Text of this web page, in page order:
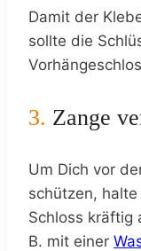
Damit der
sollte die
3. Zange
Um Dich vor
schützen,
Schloss kräftig
B. mit einer